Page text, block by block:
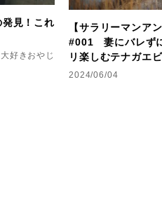
見！これ
好きおやじ
【サラリーマンア
#001 妻にバレず
リ楽しむテナガエ
2024/06/04